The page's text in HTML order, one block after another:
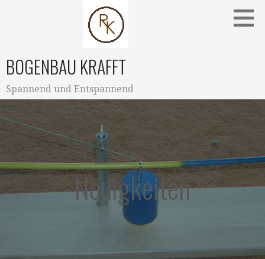
BOGENBAU KRAFFT
Spannend und Entspannend
Neuigkeiten